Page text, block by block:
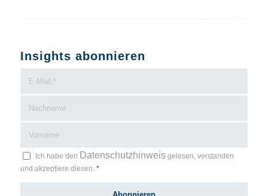
Insights abonnieren
Ich habe den Datenschutzhinweisgelesen, verstanden
und akzeptiere diesen. *